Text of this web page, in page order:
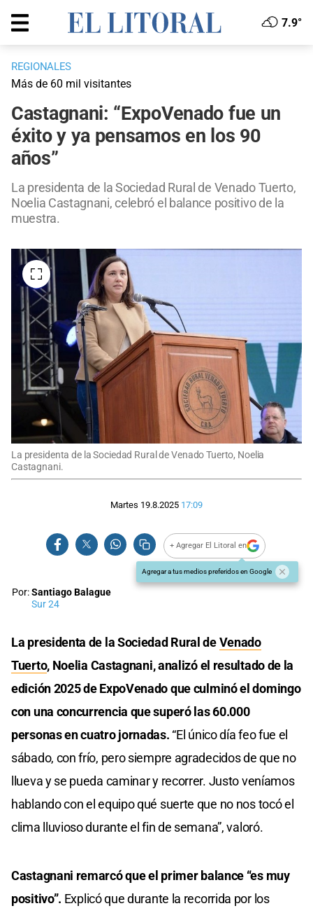
7.9°
REGIONALES
Más de 60 mil visitantes
Castagnani: “ExpoVenado fue un
éxito y ya pensamos en los 90
años”
La presidenta de la Sociedad Rural de Venado Tuerto,
Noelia Castagnani, celebró el balance positivo de la
muestra.
La presidenta de la Sociedad Rural de Venado Tuerto, Noelia
Castagnani.
Martes 19.8.2025 17:09
+ Agregar El Litoral en
Agregar a tus medios preferidos en Google
Por:Santiago Balague
Sur 24
La presidenta de la Sociedad Rural deVenado
Tuerto, Noelia Castagnani, analizó el resultado de la
edición 2025 de ExpoVenado que culminó el domingo
con una concurrencia que superó las 60.000
personas en cuatro jornadas. “El único día feo fue el
sábado, con frío, pero siempre agradecidos de que no
llueva y se pueda caminar y recorrer. Justo veníamos
hablando con el equipo qué suerte que no nos tocó el
clima lluvioso durante el fin de semana”, valoró.
Castagnani remarcó que el primer balance “es muy
positivo”. Explicó que durante la recorrida por los